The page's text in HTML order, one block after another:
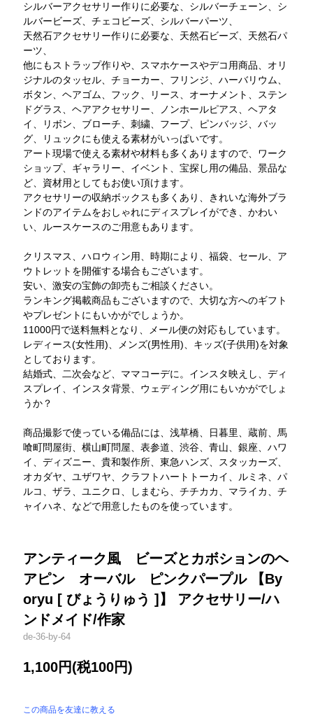
シルバーアクセサリー作りに必要な、シルバーチェーン、シ
ルバービーズ、チェコビーズ、シルバーパーツ、
天然石アクセサリー作りに必要な、天然石ビーズ、天然石パ
ーツ、
他にもストラップ作りや、スマホケースやデコ用商品、オリ
ジナルのタッセル、チョーカー、フリンジ、ハーバリウム、
ボタン、ヘアゴム、フック、リース、オーナメント、ステン
ドグラス、ヘアアクセサリー、ノンホールピアス、ヘアタ
イ、リボン、ブローチ、刺繍、フープ、ピンバッジ、バッ
グ、リュックにも使える素材がいっぱいです。
アート現場で使える素材や材料も多くありますので、ワーク
ショップ、ギャラリー、イベント、宝探し用の備品、景品な
ど、資材用としてもお使い頂けます。
アクセサリーの収納ボックスも多くあり、きれいな海外ブラ
ンドのアイテムをおしゃれにディスプレイができ、かわい
い、ルースケースのご用意もあります。
クリスマス、ハロウィン用、時期により、福袋、セール、ア
ウトレットを開催する場合もございます。
安い、激安の宝飾の卸売もご相談ください。
ランキング掲載商品もございますので、大切な方へのギフト
やプレゼントにもいかがでしょうか。
11000円で送料無料となり、メール便の対応もしています。
レディース(女性用)、メンズ(男性用)、キッズ(子供用)を対象
としております。
結婚式、二次会など、ママコーデに。インスタ映えし、ディ
スプレイ、インスタ背景、ウェディング用にもいかがでしょ
うか？
商品撮影で使っている備品には、浅草橋、日暮里、蔵前、馬
喰町問屋街、横山町問屋、表参道、渋谷、青山、銀座、ハワ
イ、ディズニー、貴和製作所、東急ハンズ、スタッカーズ、
オカダヤ、ユザワヤ、クラフトハートトーカイ、ルミネ、パ
ルコ、ザラ、ユニクロ、しまむら、チチカカ、マライカ、チ
ャイハネ、などで用意したものを使っています。
アンティーク風 ビーズとカボションのヘ
アピン オーバル ピンクパープル 【By
oryu [ びょうりゅう ]】 アクセサリー/ハ
ンドメイド/作家
de-36-by-64
1,100円(税100円)
この商品を友達に教える